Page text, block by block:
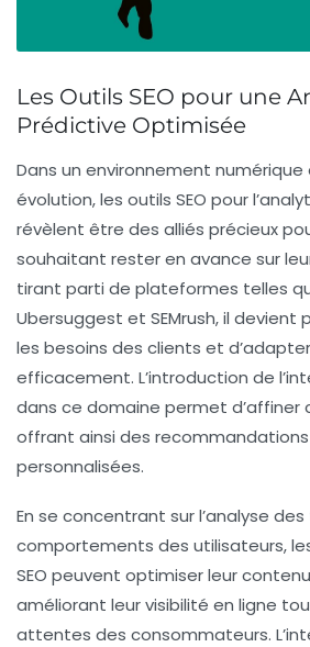
Les Outils SEO pour une
Prédictive Optimisée
Dans un environnement
évolution, les outils SEO pour l’
révèlent être des alliés précieux
souhaitant rester en avance sur
tirant parti de plateformes telles
Ubersuggest et SEMrush, il devient
les besoins des clients et
efficacement. L’introduction de l’
dans ce domaine permet d’affiner
offrant ainsi des
personnalisées.
En se concentrant sur l’analyse
comportements des utilisateurs,
SEO peuvent optimiser leur
améliorant leurvisibilité en ligne
attentes des consommateurs.